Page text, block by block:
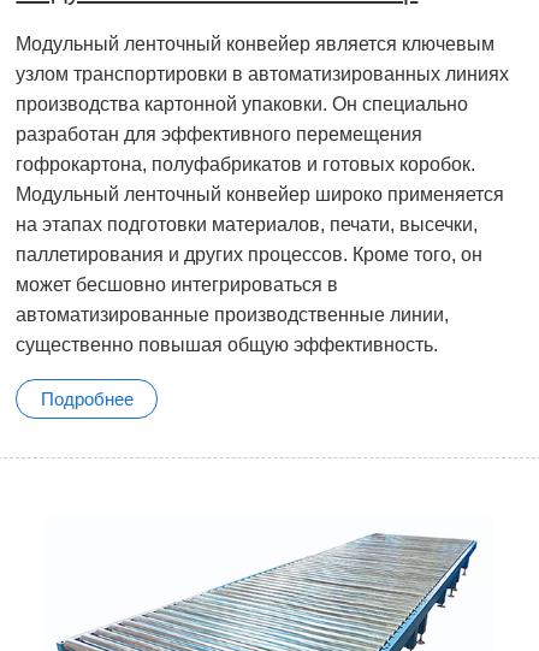
Модульный ленточный конвейер является ключевым
узлом транспортировки в автоматизированных линиях
производства картонной упаковки. Он специально
разработан для эффективного перемещения
гофрокартона, полуфабрикатов и готовых коробок.
Модульный ленточный конвейер широко применяется
на этапах подготовки материалов, печати, высечки,
паллетирования и других процессов. Кроме того, он
может бесшовно интегрироваться в
автоматизированные производственные линии,
существенно повышая общую эффективность.
Подробнее